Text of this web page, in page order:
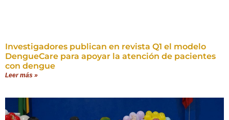
Investigadores publican en revista Q1 el modelo
DengueCare para apoyar la atención de pacientes
con dengue
Leer más »